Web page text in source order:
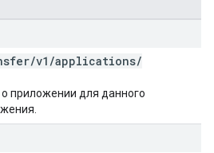
/v1 /applications/
приложении для данного